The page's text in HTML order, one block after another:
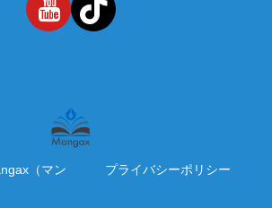
（マン
プライバシーポリシー